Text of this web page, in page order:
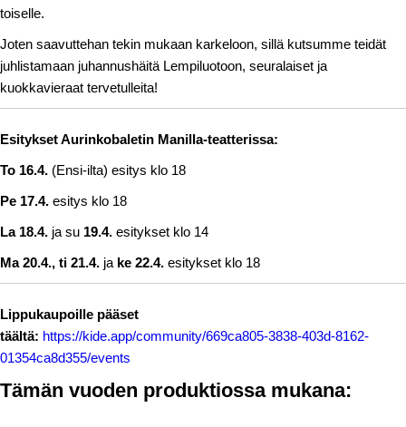
toiselle.
Joten saavuttehan tekin mukaan karkeloon, sillä kutsumme teidät
juhlistamaan juhannushäitä Lempiluotoon, seuralaiset ja
kuokkavieraat tervetulleita!
Esitykset Aurinkobaletin Manilla-teatterissa:
To 16.4. (Ensi-ilta) esitys klo 18
Pe 17.4. esitys klo 18
La 18.4. ja su 19.4. esitykset klo 14
Ma 20.4., ti 21.4. ja ke 22.4. esitykset klo 18
Lippukaupoille pääset
täältä: https://kide.app/community/669ca805-3838-403d-8162-
01354ca8d355/events
Tämän vuoden produktiossa mukana: